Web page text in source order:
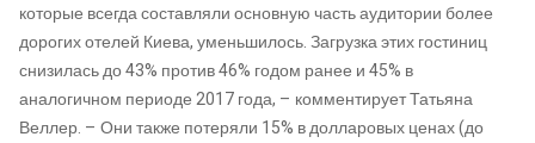
которые всегда составляли основную часть аудитории более
дорогих отелей Киева, уменьшилось. Загрузка этих гостиниц
снизилась до 43% против 46% годом ранее и 45% в
аналогичном периоде 2017 года, – комментирует Татьяна
Веллер. – Они также потеряли 15% в долларовых ценах (до